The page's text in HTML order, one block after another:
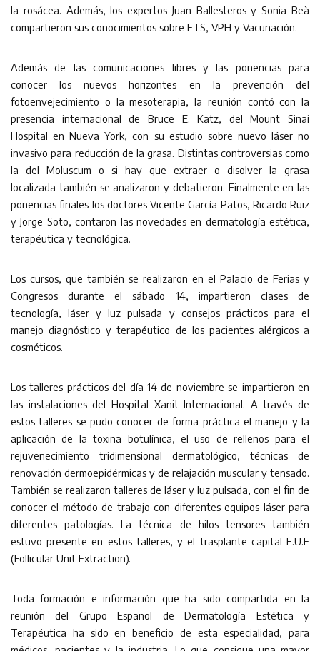
la rosácea. Además, los expertos Juan Ballesteros y Sonia Beà
compartieron sus conocimientos sobre ETS, VPH y Vacunación.
Además de las comunicaciones libres y las ponencias para
conocer los nuevos horizontes en la prevención del
fotoenvejecimiento o la mesoterapia, la reunión contó con la
presencia internacional de Bruce E. Katz, del Mount Sinai
Hospital en Nueva York, con su estudio sobre nuevo láser no
invasivo para reducción de la grasa. Distintas controversias como
la del Moluscum o si hay que extraer o disolver la grasa
localizada también se analizaron y debatieron. Finalmente en las
ponencias finales los doctores Vicente García Patos, Ricardo Ruiz
y Jorge Soto, contaron las novedades en dermatología estética,
terapéutica y tecnológica.
Los cursos, que también se realizaron en el Palacio de Ferias y
Congresos durante el sábado 14, impartieron clases de
tecnología, láser y luz pulsada y consejos prácticos para el
manejo diagnóstico y terapéutico de los pacientes alérgicos a
cosméticos.
Los talleres prácticos del día 14 de noviembre se impartieron en
las instalaciones del Hospital Xanit Internacional. A través de
estos talleres se pudo conocer de forma práctica el manejo y la
aplicación de la toxina botulínica, el uso de rellenos para el
rejuvenecimiento tridimensional dermatológico, técnicas de
renovación dermoepidérmicas y de relajación muscular y tensado.
También se realizaron talleres de láser y luz pulsada, con el fin de
conocer el método de trabajo con diferentes equipos láser para
diferentes patologías. La técnica de hilos tensores también
estuvo presente en estos talleres, y el trasplante capital F.U.E
(Follicular Unit Extraction).
Toda formación e información que ha sido compartida en la
reunión del Grupo Español de Dermatología Estética y
Terapéutica ha sido en beneficio de esta especialidad, para